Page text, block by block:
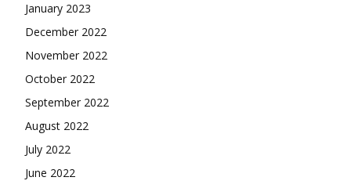
January 2023
December 2022
November 2022
October 2022
September 2022
August 2022
July 2022
June 2022